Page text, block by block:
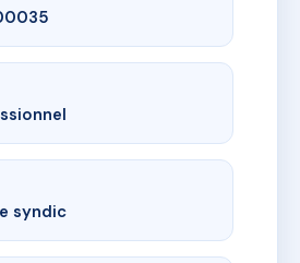
syndic